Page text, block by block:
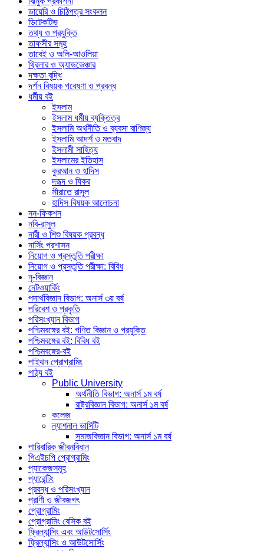
ডায়েরি ও চিঠিপত্র সংকলন
ডিটেকটিভ
তথ্য ও প্রযুক্তি
তাফসীর সমূহ
তাবেই ও অলি-আওলিয়া
থ্রিলার ও অ্যাডভেঞ্চার
দক্ষতা বৃদ্ধি
দর্শন বিষয়ক গবেষণা ও প্রবন্ধ
ধর্মীয় বই
ইসলাম
ইসলাম ধর্মীয় ব্যক্তিত্ব
ইসলামি অর্থনীতি ও ব্যবসা বাণিজ্য
ইসলামি আদর্শ ও মতবাদ
ইসলামী সাহিত্য
ইসলামের ইতিহাস
কুরআন ও হাদিস
দরূদ ও যিকর
সীরাতে রাসূল
হাদিস বিষয়ক আলোচনা
নন-ফিকশন
নবি-রাসুল
নারী ও শিশু বিষয়ক প্রবন্ধ
নার্সিং প্রশাসন
নিয়োগ ও প্রস্তুতি পরীক্ষা
নিয়োগ ও প্রস্তুতি পরীক্ষা: বিবিধ
নৃ-বিজ্ঞান
নেটওয়ার্কিং
পদার্থবিজ্ঞান বিভাগ: অনার্স ৩য় বর্ষ
পরিবেশ ও প্রকৃতি
পরিসংখ্যান বিভাগ
পশ্চিমবঙ্গের বই: গণিত বিজ্ঞান ও প্রযুক্তি
পশ্চিমবঙ্গের বই: বিবিধ বই
পশ্চিমবঙ্গের-বই
পাইথন প্রোগ্রামিং
পাঠ্য বই
Public University
অর্থনীতি বিভাগ: অনার্স ১ম বর্ষ
রাষ্ট্রবিজ্ঞান বিভাগ: অনার্স ১ম বর্ষ
কলেজ
ন্যাশনাল ভার্সিটি
সমাজবিজ্ঞান বিভাগ: অনার্স ১ম বর্ষ
পারিবারিক জীবনবিধান
পিএইচপি প্রোগ্রামিং
প্যাকেজসমূহ
প্যারেন্টিং
প্রবন্ধ ও পরিসংখ্যান
প্রাণী ও জীবজগৎ
প্রোগ্রামিং
প্রোগ্রামিং বেসিক বই
ফ্রিল্যান্সিং এবং আউটসোর্সিং
ফ্রিল্যান্সিং ও আউটসোর্সিং